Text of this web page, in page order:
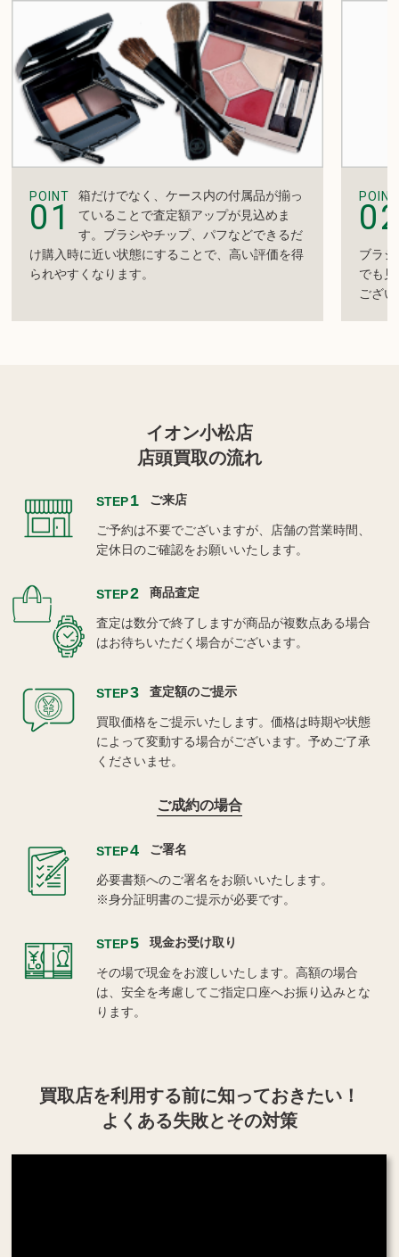
POINT
01
箱だけでなく、ケース内の付属品が揃っ
ていることで査定額アップが見込めま
す。ブラシやチップ、パフなどできるだ
け購入時に近い状態にすることで、高い評価を得
られやすくなります。
POINT
ブラ
でも
ござ
イオン小松店
店頭買取の流れ
STEP1 ご来店
ご予約は不要でございますが、店舗の営業時間、
定休日のご確認をお願いいたします。
STEP2 商品査定
査定は数分で終了しますが商品が複数点ある場合
はお待ちいただく場合がございます。
STEP3 査定額のご提示
買取価格をご提示いたします。価格は時期や状態
によって変動する場合がございます。予めご了承
くださいませ。
ご成約の場合
STEP4 ご署名
必要書類へのご署名をお願いいたします。
※身分証明書のご提示が必要です。
STEP5 現金お受け取り
その場で現金をお渡しいたします。高額の場合
は、安全を考慮してご指定口座へお振り込みとな
ります。
買取店を利用する前に知っておきたい！
よくある失敗とその対策